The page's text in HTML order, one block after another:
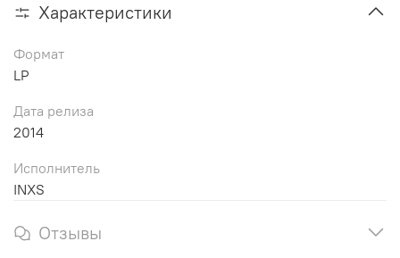
Характеристики
Формат
LP
Дата релиза
2014
Исполнитель
INXS
Отзывы